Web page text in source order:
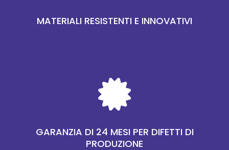
MATERIALI RESISTENTI E INNOVATIVI

GARANZIA DI 24 MESI PER DIFETTI DI
PRODUZIONE